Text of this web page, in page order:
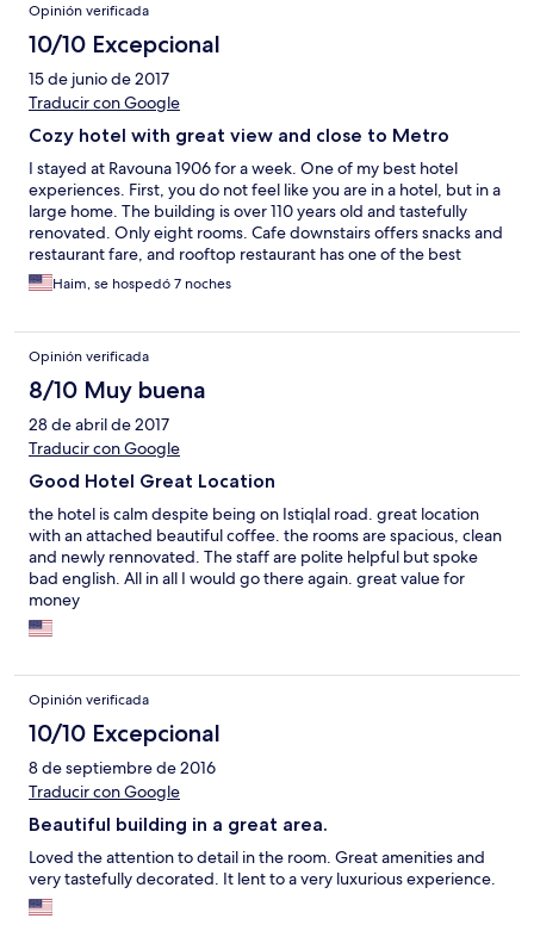
Opinión verificada
10/10 Excepcional
15 de junio de 2017
Traducir con Google
Cozy hotel with great view and close to Metro
I stayed at Ravouna 1906 for a week. One of my best hotel
experiences. First, you do not feel like you are in a hotel, but in a
large home. The building is over 110 years old and tastefully
renovated. Only eight rooms. Cafe downstairs offers snacks and
restaurant fare, and rooftop restaurant has one of the best
views of Istanbul. The breakfast (included in room rate) is
superb. Staff is very friendly and helpful and they make you feel
much luggage, you can get to the hotel from the airport using
the Metro. Far better than taking a cab, as Istanbul traffic is
horrendous, despite all the new roads that have been built in
recent years. In fact, I recommend you take the Metro in
Istanbul wherever you go. The rooms are spacious and
comfortable, with space to relax, ample space to do work, very
functioning air conditioning (Istanbul is very humid). Very
comfortable mattress and pillows. Small refrigerator in room.
Staff provides all amenities. Hotel is on Istiklal Street, which is
open (from Tünel to Taksim) only to pedestrians during the day.
You can get out of the hotel and walk comfortably without fear
of cars. Also, very safe neighborhood that is full of other hotels
and restaurants. Overall, I had a very enjoyable stay. I would stay
there again. I hate big businessperson hotels. Ravouna 1906 is a
Haim, se hospedó 7 noches
Opinión verificada
8/10 Muy buena
28 de abril de 2017
Traducir con Google
Good Hotel Great Location
the hotel is calm despite being on Istiqlal road. great location
with an attached beautiful coffee. the rooms are spacious, clean
and newly rennovated. The staff are polite helpful but spoke
bad english. All in all I would go there again. great value for
money
Opinión verificada
10/10 Excepcional
8 de septiembre de 2016
Traducir con Google
Beautiful building in a great area.
Loved the attention to detail in the room. Great amenities and
very tastefully decorated. It lent to a very luxurious experience.